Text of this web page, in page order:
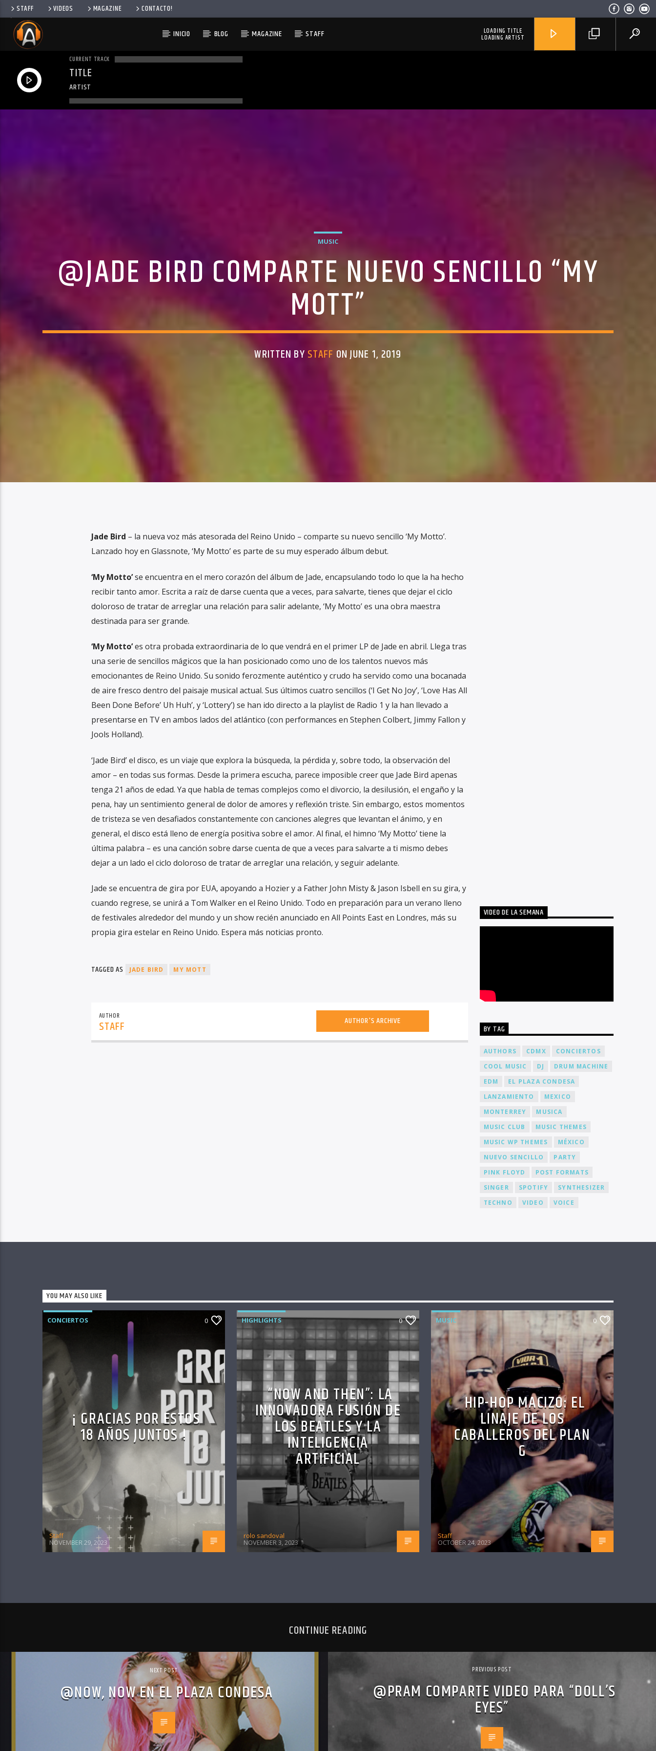
STAFF VIDEOS MAGAZINE CONTACTO!
INICIO BLOG MAGAZINE STAFF LOADING TITLE
LOADING ARTIST
CURRENT TRACK
TITLE
ARTIST
MUSIC
@JADE BIRD COMPARTE NUEVO SENCILLO “MY
MOTT”
WRITTEN BY STAFF ON JUNE 1, 2019
Jade Bird – la nueva voz más atesorada del Reino Unido – comparte su nuevo sencillo ‘My Motto’.
Lanzado hoy en Glassnote, ‘My Motto’ es parte de su muy esperado álbum debut.
‘My Motto’se encuentra en el mero corazón del álbum de Jade, encapsulando todo lo que la ha hecho
recibir tanto amor. Escrita a raíz de darse cuenta que a veces, para salvarte, tienes que dejar el ciclo
doloroso de tratar de arreglar una relación para salir adelante, ‘My Motto’ es una obra maestra
destinada para ser grande.
‘My Motto’es otra probada extraordinaria de lo que vendrá en el primer LP de Jade en abril. Llega tras
una serie de sencillos mágicos que la han posicionado como uno de los talentos nuevos más
emocionantes de Reino Unido. Su sonido ferozmente auténtico y crudo ha servido como una bocanada
de aire fresco dentro del paisaje musical actual. Sus últimos cuatro sencillos (‘I Get No Joy’, ‘Love Has All
Been Done Before’ Uh Huh’, y ‘Lottery’) se han ido directo a la playlist de Radio 1 y la han llevado a
presentarse en TV en ambos lados del atlántico (con performances en Stephen Colbert, Jimmy Fallon y
Jools Holland).
‘Jade Bird’ el disco, es un viaje que explora la búsqueda, la pérdida y, sobre todo, la observación del
amor – en todas sus formas. Desde la primera escucha, parece imposible creer que Jade Bird apenas
tenga 21 años de edad. Ya que habla de temas complejos como el divorcio, la desilusión, el engaño y la
pena, hay un sentimiento general de dolor de amores y reflexión triste. Sin embargo, estos momentos
de tristeza se ven desafiados constantemente con canciones alegres que levantan el ánimo, y en
general, el disco está lleno de energía positiva sobre el amor. Al final, el himno ‘My Motto’ tiene la
última palabra – es una canción sobre darse cuenta de que a veces para salvarte a ti mismo debes
dejar a un lado el ciclo doloroso de tratar de arreglar una relación, y seguir adelante.
Jade se encuentra de gira por EUA, apoyando a Hozier y a Father John Misty & Jason Isbell en su gira, y
cuando regrese, se unirá a Tom Walker en el Reino Unido. Todo en preparación para un verano lleno
de festivales alrededor del mundo y un show recién anunciado en All Points East en Londres, más su
propia gira estelar en Reino Unido. Espera más noticias pronto.
TAGGED AS JADE BIRD MY MOTT
AUTHOR
STAFF AUTHOR'S ARCHIVE
VIDEO DE LA SEMANA
BY TAG
AUTHORS CDMX
CONCIERTOS
COOL MUSIC
DJ
DRUM MACHINE
EDM
EL PLAZA CONDESA
LANZAMIENTO
MEXICO
MONTERREY
MUSICA
MUSIC CLUB
MUSIC THEMES
MUSIC WP THEMES
MÉXICO
NUEVO SENCILLO
PARTY
PINK FLOYD
POST FORMATS
SINGER
SPOTIFY
SYNTHESIZER
TECHNO
VIDEO VOICE
YOU MAY ALSO LIKE
CONCIERTOS 0
¡ GRACIAS POR ESTOS
18 AÑOS JUNTOS !
Staff
NOVEMBER 29, 2023
HIGHLIGHTS 0
“NOW AND THEN”: LA
INNOVADORA FUSIÓN DE
LOS BEATLES Y LA
INTELIGENCIA
ARTIFICIAL
rolo sandoval
NOVEMBER 3, 2023
MUSIC 0
HIP-HOP MACIZO: EL
LINAJE DE LOS
CABALLEROS DEL PLAN
G
Staff
OCTOBER 24, 2023
CONTINUE READING
NEXT POST
@NOW, NOW EN EL PLAZA CONDESA
PREVIOUS POST
@PRAM COMPARTE VIDEO PARA “DOLL’S
EYES”